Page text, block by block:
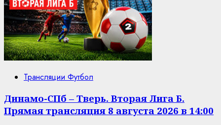
Трансляции Футбол
Динамо-СПб – Тверь. Вторая Лига Б.
Прямая трансляция 8 августа 2026 в 14:00